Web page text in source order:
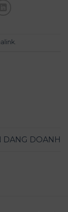
.
DANG DOANH